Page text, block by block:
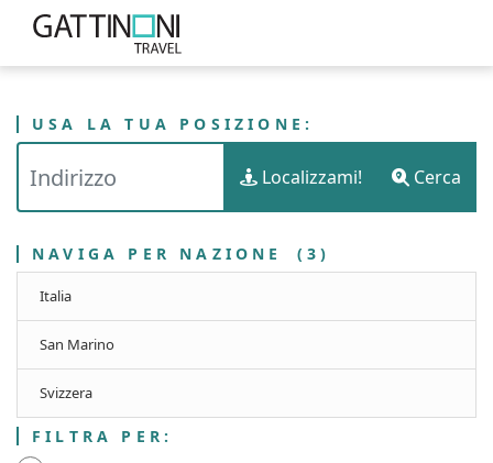
USA LA TUA POSIZIONE:
Localizzami! Cerca
NAVIGA PER NAZIONE (3)
Italia
San Marino
Svizzera
FILTRA PER: